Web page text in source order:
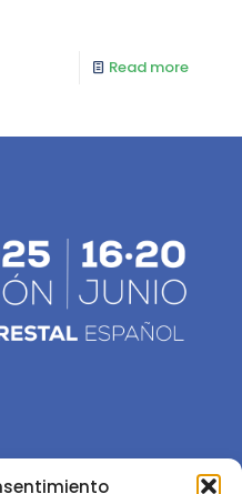
Read more
por laSociedad